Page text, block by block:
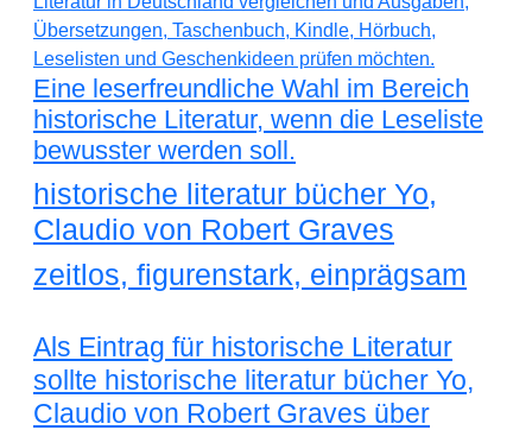
Eine leserfreundliche Wahl im Bereich
historische Literatur, wenn die Leseliste
bewusster werden soll.
historische literatur bücher Yo,
Claudio von Robert Graves
zeitlos, figurenstark, einprägsam
Als Eintrag für historische Literatur
sollte historische literatur bücher Yo,
Claudio von Robert Graves über